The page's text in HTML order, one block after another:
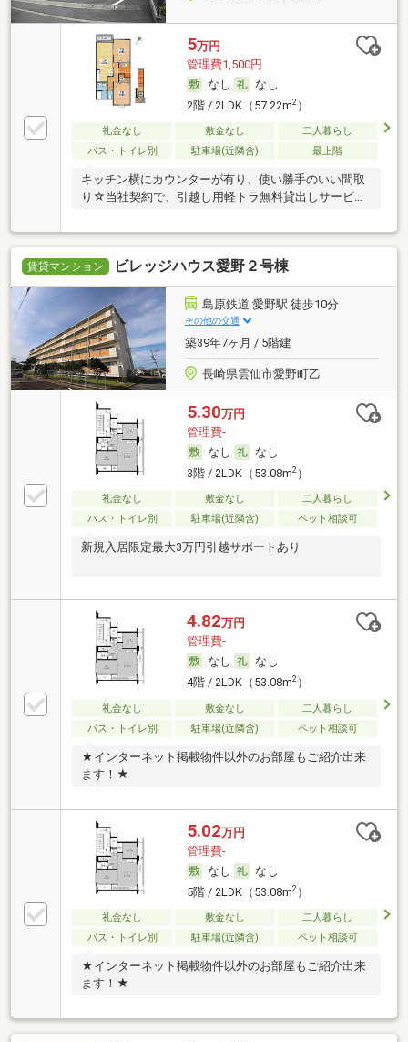
5万円
管理費1,500円
なし
なし
2階 / 2LDK（57.22m2）
礼金なし 敷金なし
二人暮らし
バス・トイレ別
駐車場(近隣含) 最上階
キッチン横にカウンターが有り、使い勝手のいい間取
り☆当社契約で、引越し用軽トラ無料貸出しサービス
賃貸マンション ビレッジハウス愛野２号棟
島原鉄道 愛野駅 徒歩10分
その他の交通
築39年7ヶ月 / 5階建
長崎県雲仙市愛野町乙
5.30万円
管理費-
なし
なし
3階 / 2LDK（53.08m2）
礼金なし 敷金なし
二人暮らし
バス・トイレ別
駐車場(近隣含) ペット相談可
新規入居限定最大3万円引越サポートあり
4.82万円
管理費-
なし
なし
4階 / 2LDK（53.08m2）
礼金なし 敷金なし
二人暮らし
バス・トイレ別
駐車場(近隣含) ペット相談可
★インターネット掲載物件以外のお部屋もご紹介出来
ます！★
5.02万円
管理費-
なし
なし
5階 / 2LDK（53.08m2）
礼金なし 敷金なし
二人暮らし
バス・トイレ別
駐車場(近隣含) ペット相談可
★インターネット掲載物件以外のお部屋もご紹介出来
ます！★